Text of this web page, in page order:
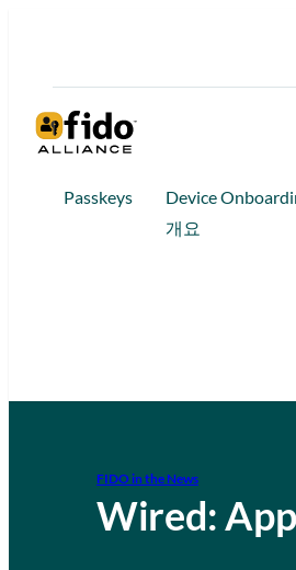
Passkeys
Device
개요
FIDO in the News
Wired: